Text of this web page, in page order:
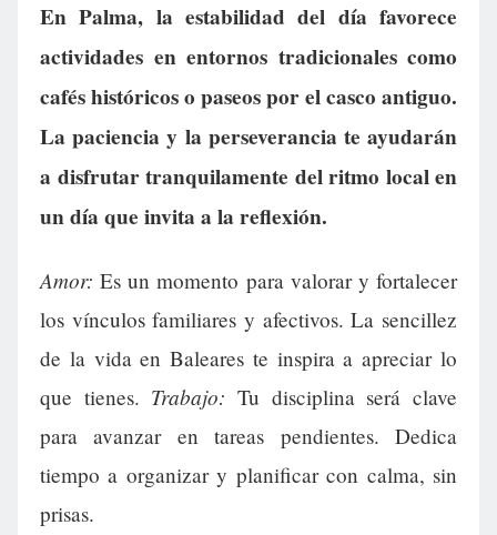
En Palma, la estabilidad del día favorece
actividades en entornos tradicionales como
cafés históricos o paseos por el casco antiguo.
La paciencia y la perseverancia te ayudarán
a disfrutar tranquilamente del ritmo local en
un día que invita a la reflexión.
Amor: Es un momento para valorar y fortalecer
los vínculos familiares y afectivos. La sencillez
de la vida en Baleares te inspira a apreciar lo
que tienes. Trabajo: Tu disciplina será clave
para avanzar en tareas pendientes. Dedica
tiempo a organizar y planificar con calma, sin
prisas.